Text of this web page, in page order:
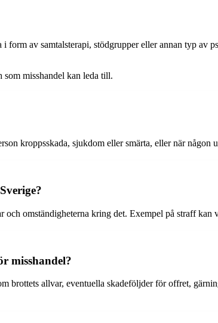
form av samtalsterapi, stödgrupper eller annan typ
misshandel kan leda till.
kroppsskada, sjukdom eller smärta, eller när någon
omständigheterna kring det. Exempel på straff kan
misshandel?
brottets allvar, eventuella skadeföljder för offret,